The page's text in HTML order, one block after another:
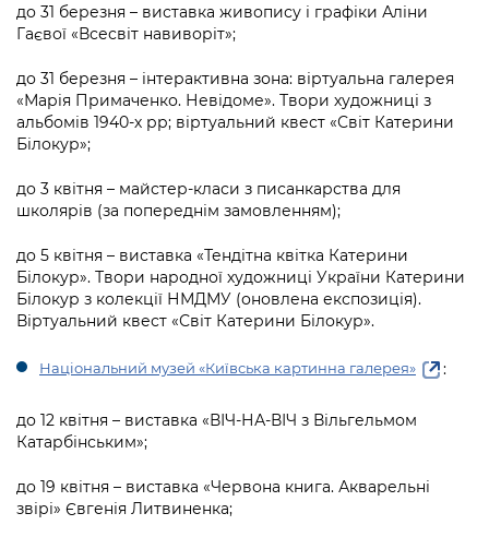
до 31 березня – виставка живопису і графіки Аліни
Гаєвої «Всесвіт навиворіт»;
до 31 березня – інтерактивна зона: віртуальна галерея
«Марія Примаченко. Невідоме». Твори художниці з
альбомів 1940-х рр; віртуальний квест «Світ Катерини
Білокур»;
до 3 квітня – майстер-класи з писанкарства для
школярів (за попереднім замовленням);
до 5 квітня – виставка «Тендітна квітка Катерини
Білокур». Твори народної художниці України Катерини
Білокур з колекції НМДМУ (оновлена експозиція).
Віртуальний квест «Світ Катерини Білокур».
Національний музей «Київська картинна галерея» :
до 12 квітня – виставка «ВІЧ-НА-ВІЧ з Вільгельмом
Катарбінським»;
до 19 квітня – виставка «Червона книга. Акварельні
звірі» Євгенія Литвиненка;